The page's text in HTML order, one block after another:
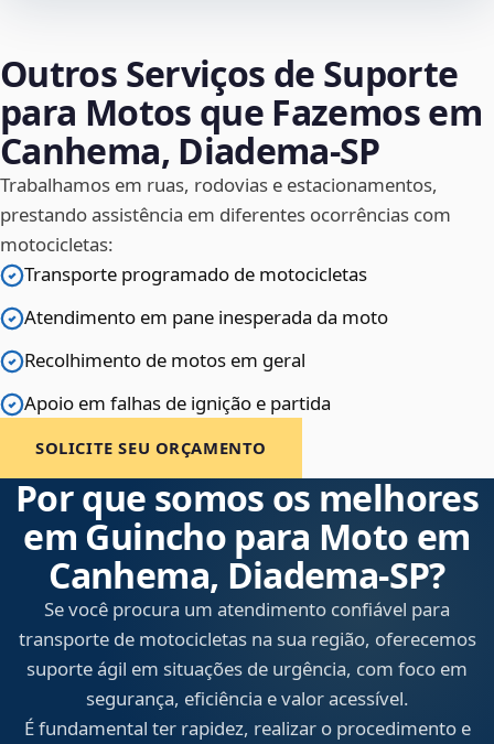
Outros Serviços de Suporte
para Motos que Fazemos em
Canhema, Diadema‑SP
Trabalhamos em ruas, rodovias e estacionamentos,
prestando assistência em diferentes ocorrências com
motocicletas:
Transporte programado de motocicletas
Atendimento em pane inesperada da moto
Recolhimento de motos em geral
Apoio em falhas de ignição e partida
SOLICITE SEU ORÇAMENTO
Por que somos os melhores
em Guincho para Moto em
Canhema, Diadema‑SP?
Se você procura um atendimento confiável para
transporte de motocicletas na sua região, oferecemos
suporte ágil em situações de urgência, com foco em
segurança, eficiência e valor acessível.
É fundamental ter rapidez, realizar o procedimento e